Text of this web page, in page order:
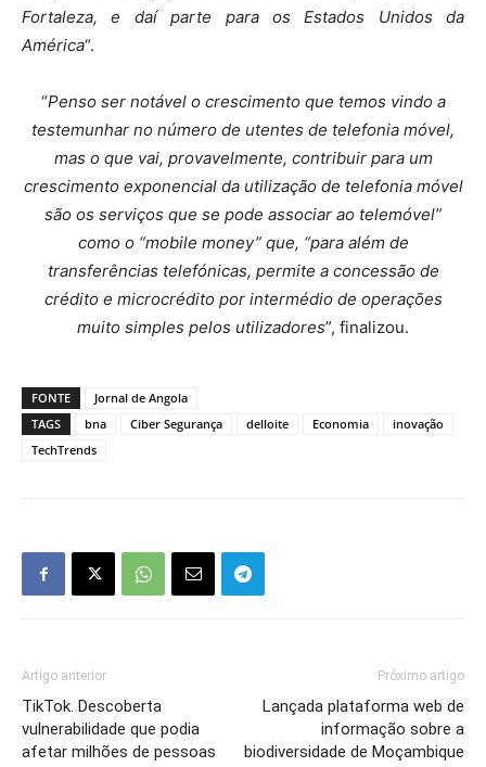
Fortaleza, e daí parte para os Estados Unidos da
América“.
“Penso ser notável o crescimento que temos vindo a
testemunhar no número de utentes de telefonia móvel,
mas o que vai, provavelmente, contribuir para um
crescimento exponencial da utilização de telefonia móvel
são os serviços que se pode associar ao telemóvel”
como o “mobile money” que, “para além de
transferências telefónicas, permite a concessão de
crédito e microcrédito por intermédio de operações
muito simples pelos utilizadores”, finalizou.
FONTE
Jornal de Angola
TAGS
bna Ciber Segurança delloite Economia
inovação
TechTrends
Artigo anterior
TikTok. Descoberta
vulnerabilidade que podia
afetar milhões de pessoas
Próximo artigo
Lançada plataforma web de
informação sobre a
biodiversidade de Moçambique